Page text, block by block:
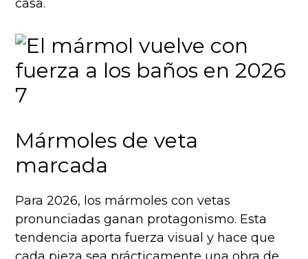
casa.
Mármoles de veta
marcada
Para 2026, los mármoles con vetas
pronunciadas ganan protagonismo. Esta
tendencia aporta fuerza visual y hace que